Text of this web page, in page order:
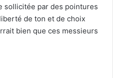
sollicitée par des pointures
de ton et de choix
bien que ces messieurs